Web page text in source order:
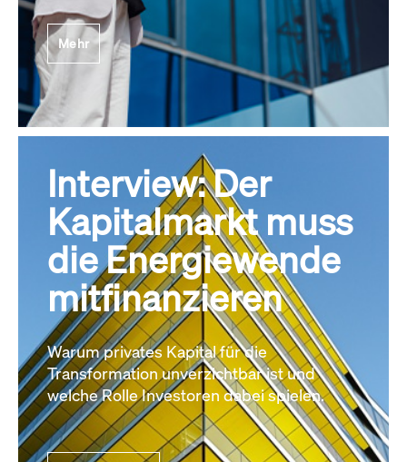
Mehr
Interview: Der
Kapitalmarkt muss
die Energiewende
mitfinanzieren
Warum privates Kapital für die
Transformation unverzichtbar ist und
welche Rolle Investoren dabei spielen.